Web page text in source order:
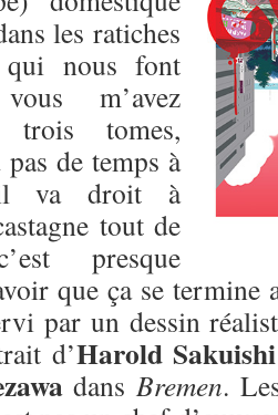
les ratiches
nous font
m’avez
tomes,
de temps à
va droit à
tout de
presque
que ça se
par un dessin
d’Harold Sakuishi
dansBremen.